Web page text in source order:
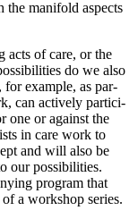
the mani­fold aspects
acts of care, or the
do we also
for exam­p­le, as par­
can actively par­ti­ci­
one or against the
in care work to
and will also be
our pos­si­bi­li­ties.
pro­gram that
a work­shop series.